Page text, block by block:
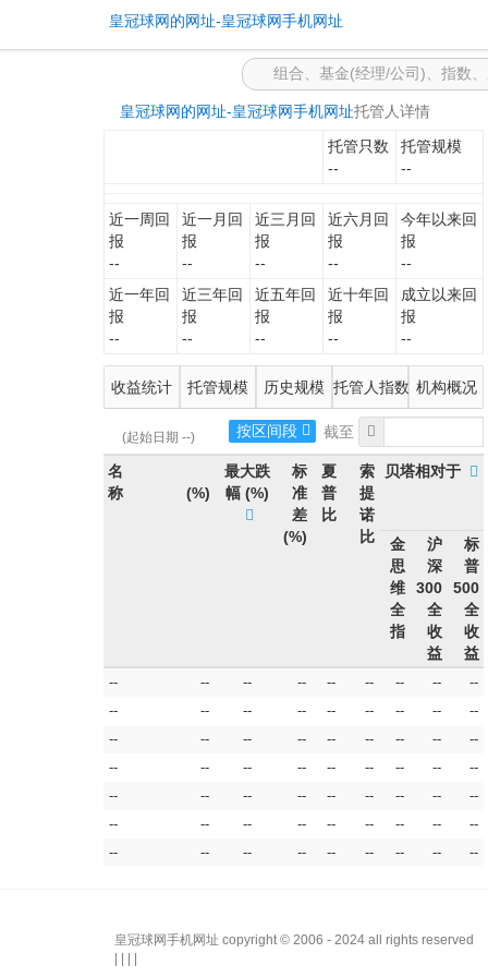
-皇冠球网的网址
皇冠球网的网址-皇冠球网手机网址
皇冠球网的网址-皇冠球网手机网址托管人详情
托管只数
--
托管规模
--
近一周回
报
--
近一月回
报
--
近三月回
报
--
近六月回
报
--
今年以来回
报
--
近一年回
报
--
近三年回
报
--
近五年回
报
--
近十年回
报
--
成立以来回
报
--
收益统计 托管规模 历史规模 托管人指数 机构概况
(起始日期 --) 按区间段
名
称
(%)
最大跌
幅(%)
标
准
差
(%)
夏
普
比
索
提
诺
比
贝塔相对于
金
思
维
全
指
沪
深
300
全
收
益
标
普
500
全
收
益
-- -- -- -- -- -- -- --
--
--
-- -- -- -- -- -- --
--
--
-- -- -- -- -- -- --
--
--
-- -- -- -- -- -- --
--
--
-- -- -- -- -- -- --
--
--
-- -- -- -- -- -- --
--
--
-- -- -- -- -- -- -- --
皇冠球网手机网址 copyright © 2006 - 2024 all rights reserved